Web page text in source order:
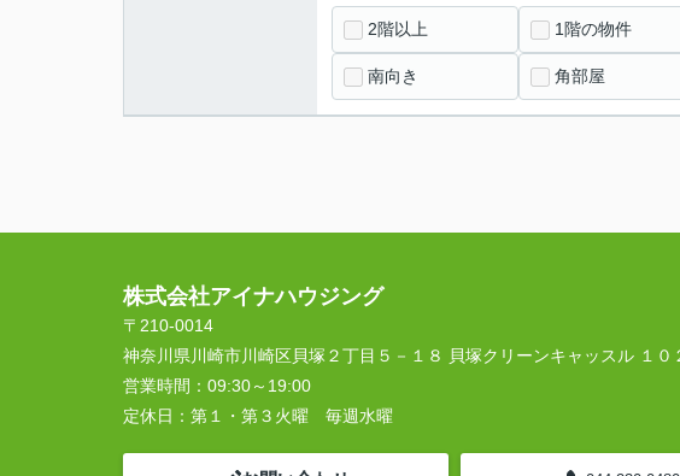
2階以上 1階の物件
南向き 角部屋
株式会社アイナハウジング
〒210-0014
神奈川県川崎市川崎区貝塚２丁目５－１８ 貝塚クリーンキャッスル １０
営業時間： 09:30～19:00
定休日： 第１・第３火曜 毎週水曜